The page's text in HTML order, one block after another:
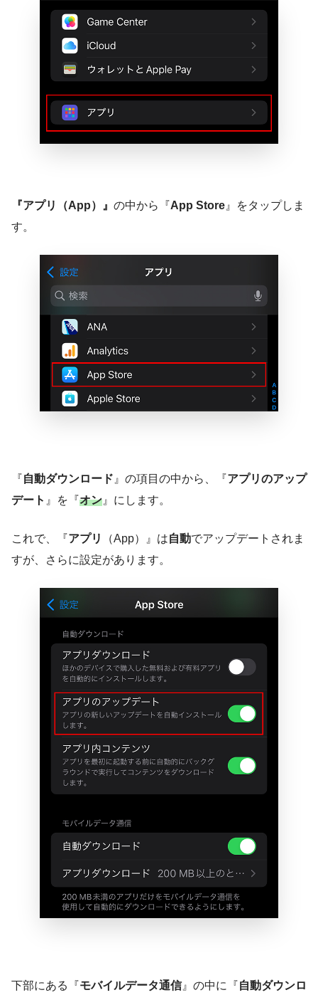
『アプリ（App）』 の中から『App Store 』をタップしま
す。
『自動ダウンロード 』の項目の中から、『アプリのアップ
デート 』を『オン 』にします。
これで、『アプリ （App）』は自動でアップデートされま
すが、さらに設定があります。
下部にある『モバイルデータ通信』の中に『自動ダウンロ